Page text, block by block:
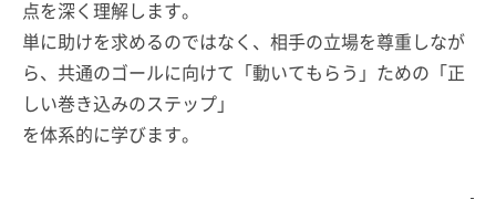
点を深く理解します。
単に助けを求めるのではなく、相手の立場を尊重しなが
ら、共通のゴールに向けて「動いてもらう」ための「正
しい巻き込みのステップ」
を体系的に学びます。